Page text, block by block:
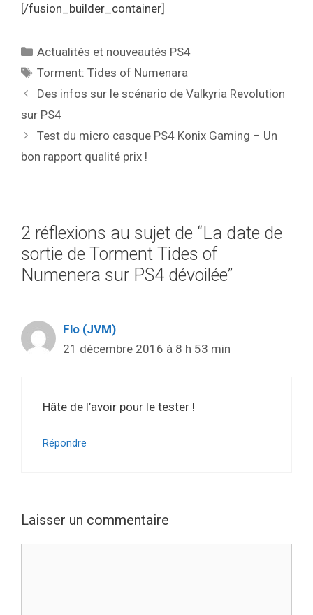
[/fusion_builder_container]
Catégories
Actualités et nouveautés PS4
Étiquettes
Torment: Tides of Numenara
Des infos sur le scénario de Valkyria Revolution
sur PS4
Test du micro casque PS4 Konix Gaming – Un
bon rapport qualité prix !
2 réflexions au sujet de “La date de
sortie de Torment Tides of
Numenera sur PS4 dévoilée”
Flo (JVM)
21 décembre 2016 à 8 h 53 min
Hâte de l’avoir pour le tester !
Répondre
Laisser un commentaire